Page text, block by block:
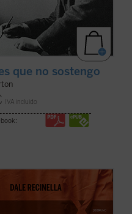
que no sostengo
IVA incluido
profunda y compasiva,
mirar: el rostro humano